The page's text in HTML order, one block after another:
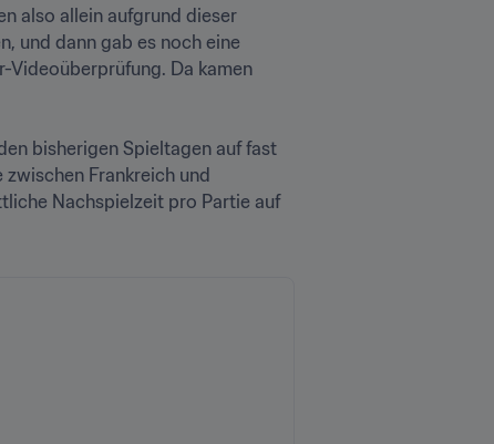
also allein aufgrund dieser
und dann gab es noch eine
Videoüberprüfung. Da kamen
bisherigen Spieltagen auf fast
Frankreich und
Nachspielzeit pro Partie auf